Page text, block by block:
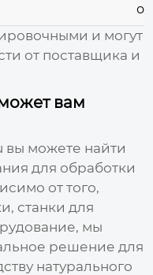
и могут
от поставщика и
вам
вы можете найти
для обработки
от того,
станки для
мы
решение для
натурального